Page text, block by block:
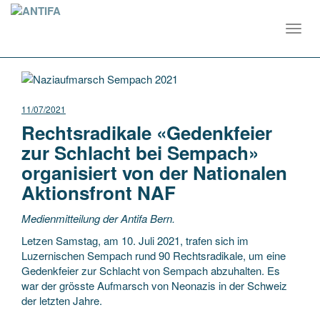
11/07/2021
Rechtsradikale «Gedenkfeier
zur Schlacht bei Sempach»
organisiert von der Nationalen
Aktionsfront NAF
Medienmitteilung der Antifa Bern.
Letzen Samstag, am 10. Juli 2021, trafen sich im
Luzernischen Sempach rund 90 Rechtsradikale, um eine
Gedenkfeier zur Schlacht von Sempach abzuhalten. Es
war der grösste Aufmarsch von Neonazis in der Schweiz
der letzten Jahre.